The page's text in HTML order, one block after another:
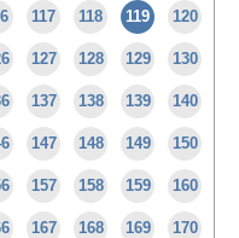
117 118 119 120
127 128 129 130
137 138 139 140
147 148 149 150
157 158 159 160
167 168 169 170